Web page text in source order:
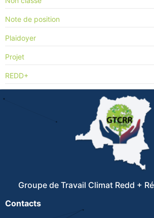
Note de position
Plaidoyer
Projet
REDD+
Groupe de Travail Climat Redd +
Contacts